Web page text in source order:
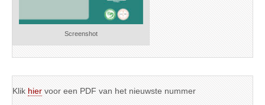
Screenshot
Klik hier voor een PDF van het nieuwste nummer